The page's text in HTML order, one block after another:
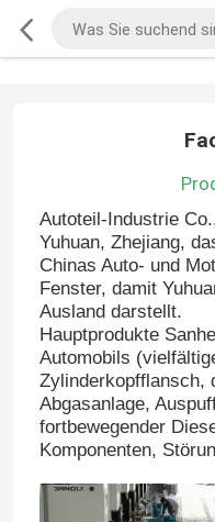
Autoteil-Industrie
Yuhuan, Zhejiang,
Chinas Auto- und
Fenster, damit
Ausland darstellt.
Hauptprodukte
Automobils
Zylinderkopfflansch,
Abgasanlage,
fortbewegender
Komponenten,